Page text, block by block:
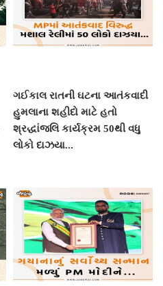
ગઈકાલ રાતની ઘટના આતંકવાદી
હુમલાના શહીદો માટે હતો
શ્રદ્ધાંજલિ કાર્યક્રમ 50થી વધુ
લોકો દાઝયા...